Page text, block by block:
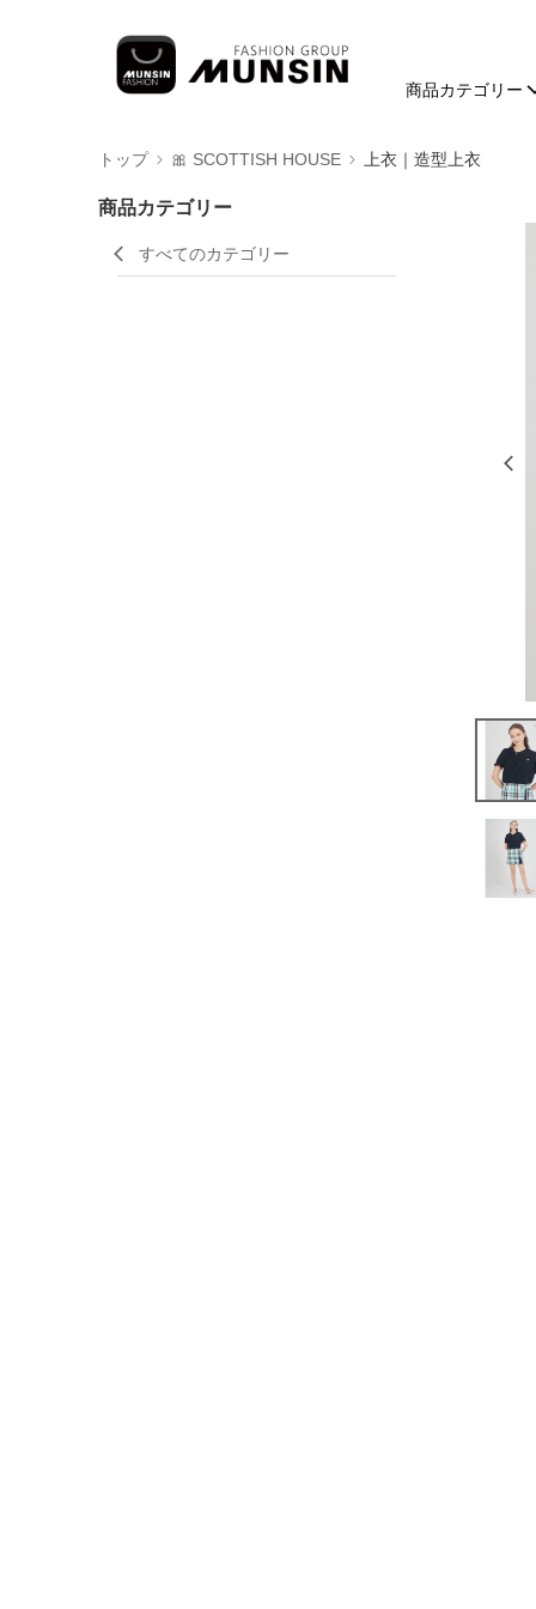
商品カテゴリー
トップ 🎀 SCOTTISH HOUSE 上衣｜造型上衣
商品カテゴリー
すべてのカテゴリー